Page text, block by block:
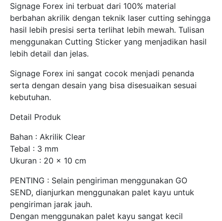
Signage Forex ini terbuat dari 100% material
berbahan akrilik dengan teknik laser cutting sehingga
hasil lebih presisi serta terlihat lebih mewah. Tulisan
menggunakan Cutting Sticker yang menjadikan hasil
lebih detail dan jelas.
Signage Forex ini sangat cocok menjadi penanda
serta dengan desain yang bisa disesuaikan sesuai
kebutuhan.
Detail Produk
Bahan : Akrilik Clear
Tebal : 3 mm
Ukuran : 20 x 10 cm
PENTING : Selain pengiriman menggunakan GO
SEND, dianjurkan menggunakan palet kayu untuk
pengiriman jarak jauh.
Dengan menggunakan palet kayu sangat kecil